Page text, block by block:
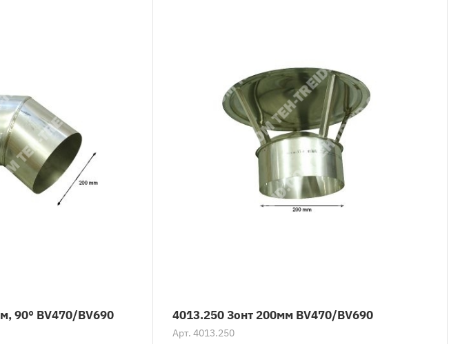
90° BV470/BV690 4013.250 Зонт 200мм BV470/BV690
Арт.4013.250